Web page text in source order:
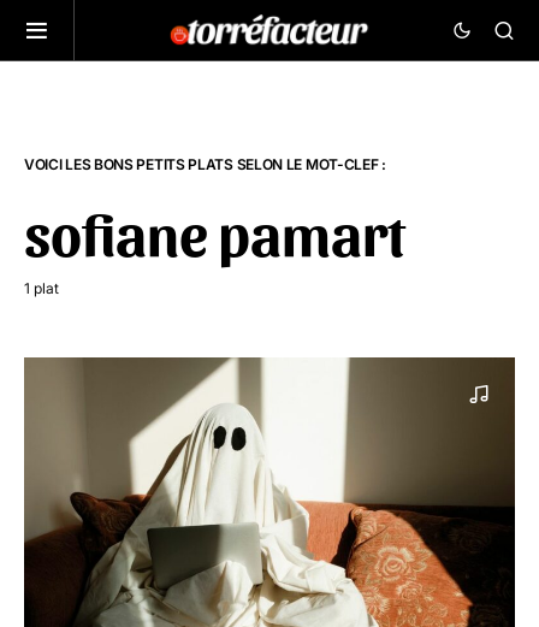
VOICI LES BONS PETITS PLATS SELON LE MOT-CLEF :
sofiane pamart
1 plat